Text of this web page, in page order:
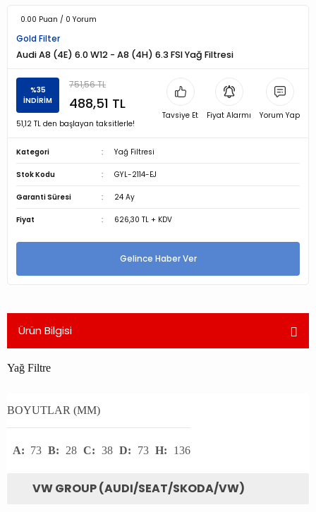
0.00 Puan / 0 Yorum
Gold Filter
Audi A8 (4E) 6.0 W12 - A8 (4H) 6.3 FSI Yağ Filtresi
%35
İNDİRİM
751,56 TL
488,51 TL
51,12 TL den başlayan taksitlerle!
Tavsiye Et Fiyat Alarmı Yorum Yap
Kategori Yağ Filtresi
Stok Kodu GYL-2114-EJ
Garanti Süresi 24 Ay
Fiyat 626,30 TL + KDV
Gelince Haber Ver
Ürün Bilgisi
Yağ Filtre
BOYUTLAR (MM)
A: 73 B: 28 C: 38 D: 73 H: 136
VW GROUP (AUDI/SEAT/SKODA/VW)